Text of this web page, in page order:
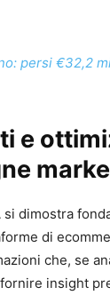
persi €32,2
e
si dimostra
di
che, se
insight